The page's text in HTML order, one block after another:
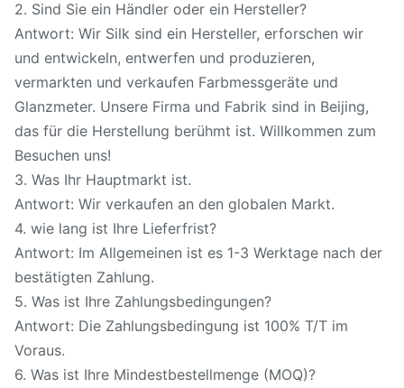
2. Sind Sie ein Händler oder ein Hersteller?
Antwort: Wir Silk sind ein Hersteller, erforschen wir
und entwickeln, entwerfen und produzieren,
vermarkten und verkaufen Farbmessgeräte und
Glanzmeter. Unsere Firma und Fabrik sind in Beijing,
das für die Herstellung berühmt ist. Willkommen zum
Besuchen uns!
3. Was Ihr Hauptmarkt ist.
Antwort: Wir verkaufen an den globalen Markt.
4. wie lang ist Ihre Lieferfrist?
Antwort: Im Allgemeinen ist es 1-3 Werktage nach der
bestätigten Zahlung.
5. Was ist Ihre Zahlungsbedingungen?
Antwort: Die Zahlungsbedingung ist 100% T/T im
Voraus.
6. Was ist Ihre Mindestbestellmenge (MOQ)?